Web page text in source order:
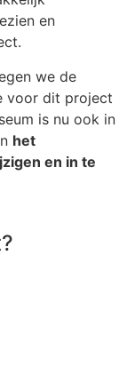
en
we de
voor dit project
is nu ook in
het
en in te